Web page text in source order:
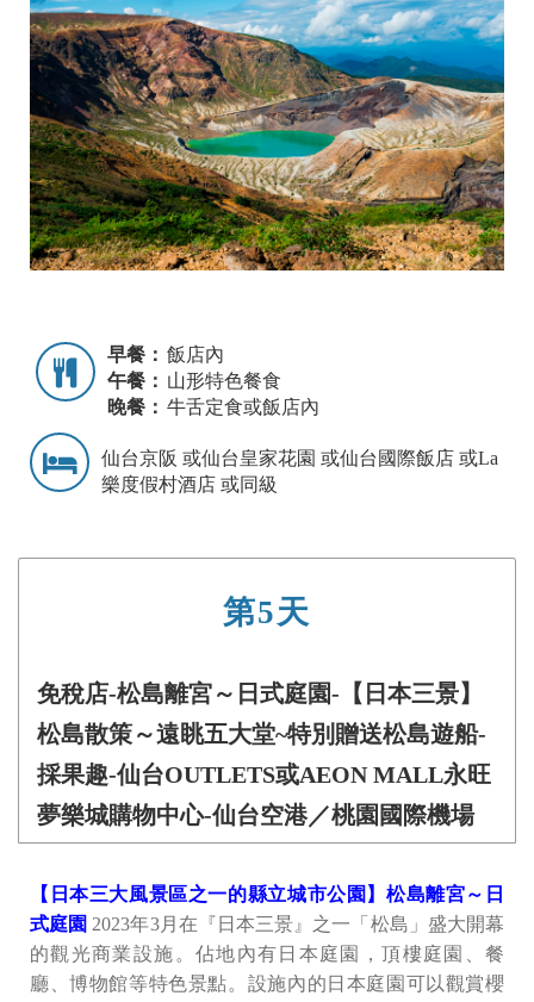
早餐： 飯店內
午餐： 山形特色餐食
晚餐： 牛舌定食或飯店內
仙台京阪 或仙台皇家花園 或仙台國際飯店 或La
樂度假村酒店 或同級
第5天
免稅店-松島離宮～日式庭園-【日本三景】
松島散策～遠眺五大堂~特別贈送松島遊船-
採果趣-仙台OUTLETS或AEON MALL永旺
夢樂城購物中心-仙台空港／桃園國際機場
【日本三大風景區之一的縣立城市公園】松島離宮～日
式庭園 2023年3月在『日本三景』之一「松島」盛大開幕
的觀光商業設施。佔地內有日本庭園，頂樓庭園、餐
廳、博物館等特色景點。設施內的日本庭園可以觀賞櫻